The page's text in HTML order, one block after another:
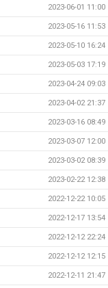
2023-06-01 11:00
2023-05-16 11:53
2023-05-10 16:24
2023-05-03 17:19
2023-04-24 09:03
2023-04-02 21:37
2023-03-16 08:49
2023-03-07 12:00
2023-03-02 08:39
2023-02-22 12:38
2022-12-22 10:05
2022-12-17 13:54
2022-12-12 22:24
2022-12-12 12:15
2022-12-11 21:47